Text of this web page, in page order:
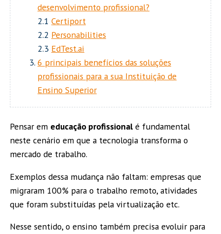
desenvolvimento profissional?
2.1 Certiport
2.2 Personabilities
2.3 EdTest.ai
6 principais benefícios das soluções
profissionais para a sua Instituição de
Ensino Superior
Pensar em educação profissional é fundamental
neste cenário em que a tecnologia transforma o
mercado de trabalho.
Exemplos dessa mudança não faltam: empresas que
migraram 100% para o trabalho remoto, atividades
que foram substituídas pela virtualização etc.
Nesse sentido, o ensino também precisa evoluir para